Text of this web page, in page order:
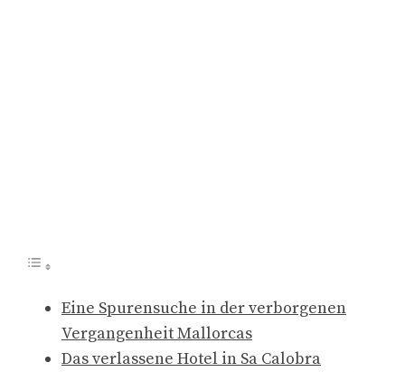
Eine Spurensuche in der verborgenen
Vergangenheit Mallorcas
Das verlassene Hotel in Sa Calobra